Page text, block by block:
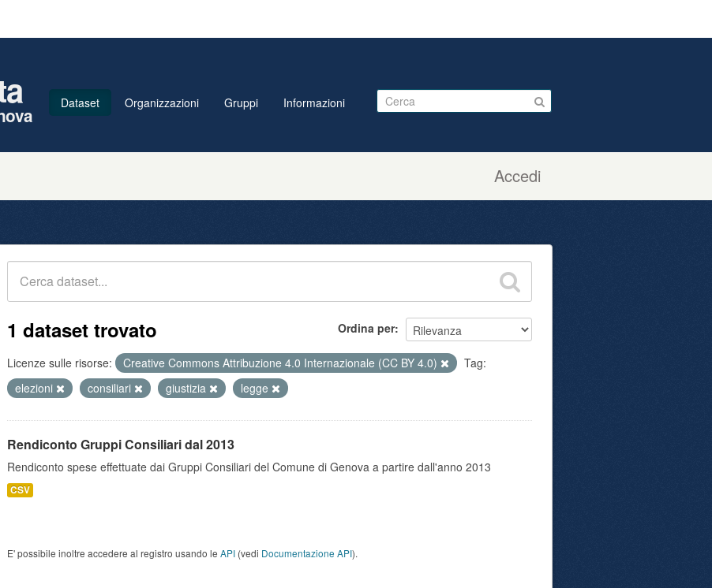
Accedi
Dataset Organizzazioni Gruppi Informazioni
Ordina per
1 dataset trovato
Licenze sulle risorse: Creative Commons Attribuzione 4.0 Internazionale (CC BY 4.0)
Tag:
elezioni
consiliari giustizia legge
Rendiconto Gruppi Consiliari dal 2013
Rendiconto spese effettuate dai Gruppi Consiliari del Comune di Genova a partire dall'anno 2013
CSV
E' possibile inoltre accedere al registro usando le API (vedi Documentazione API).